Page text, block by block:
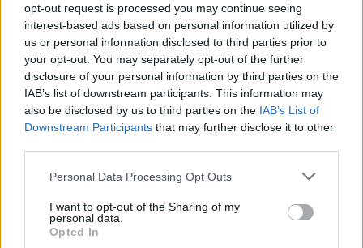
opt-out request is processed you may continue seeing
interest-based ads based on personal information utilized by
us or personal information disclosed to third parties prior to
your opt-out. You may separately opt-out of the further
disclosure of your personal information by third parties on the
IAB’s list of downstream participants. This information may
also be disclosed by us to third parties on the IAB’s List of
Downstream Participants that may further disclose it to other
Please note that this website/app uses one or more Google
not limited to your visit or usage behaviour. You may click to
grant or deny consent to Google and its third-party tags to
use your data for below specified purposes in below Google
Personal Data Processing Opt Outs
I want to opt-out of the Sharing of my
personal data.
Opted In